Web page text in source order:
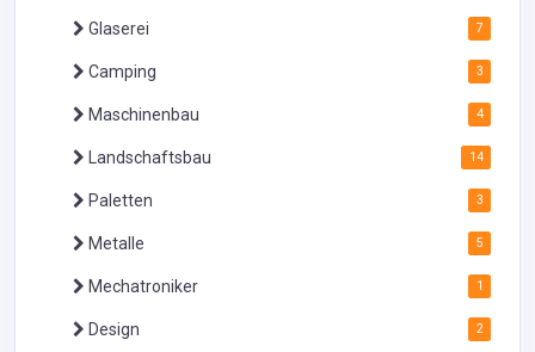
Glaserei 7
Camping 3
Maschinenbau 4
Landschaftsbau 14
Paletten 3
Metalle 5
Mechatroniker 1
Design 2